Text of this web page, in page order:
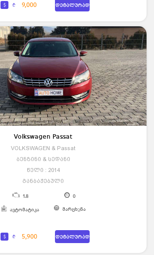
$ ₾ 9,000 დეტალურად
Volkswagen Passat
VOLKSWAGEN & Passat
ბენზინი & სედანი
წელი : 2014
განბაჟებული
1.8 0
ავტომატიკა მარცხენა
$ ₾ 5,900 დეტალურად